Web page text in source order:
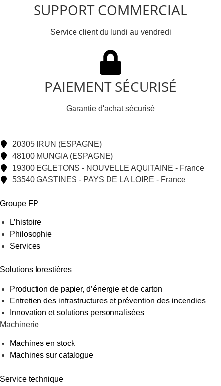
SUPPORT COMMERCIAL
Service client du lundi au vendredi
PAIEMENT SÉCURISÉ
Garantie d'achat sécurisé
20305 IRUN (ESPAGNE)
48100 MUNGIA (ESPAGNE)
19300 EGLETONS - NOUVELLE AQUITAINE - France
53540 GASTINES - PAYS DE LA LOIRE - France
Groupe FP
L’histoire
Philosophie
Services
Solutions forestières
Production de papier, d’énergie et de carton
Entretien des infrastructures et prévention des incendies
Innovation et solutions personnalisées
Machinerie
Machines en stock
Machines sur catalogue
Service technique